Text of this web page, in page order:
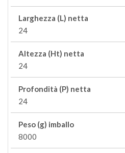
Larghezza (L) netta
24
Altezza (Ht) netta
24
Profondità (P) netta
24
Peso (g) imballo
8000